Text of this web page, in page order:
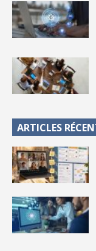
ARTICLES